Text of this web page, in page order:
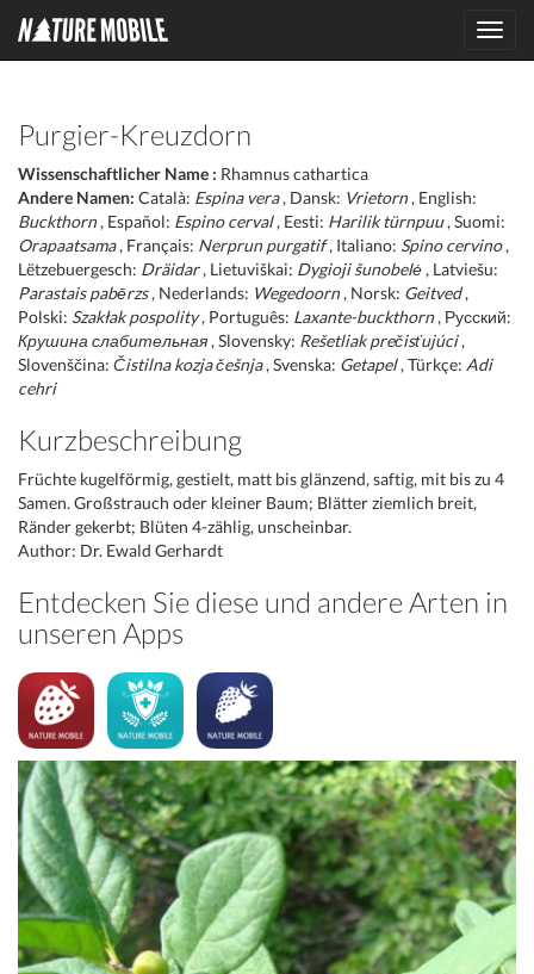
Purgier-Kreuzdorn
Wissenschaftlicher Name : Rhamnus cathartica
Andere Namen: Català: Espina vera, Dansk: Vrietorn, English:
Buckthorn, Español: Espino cerval, Eesti: Harilik türnpuu, Suomi:
Orapaatsama, Français: Nerprun purgatif, Italiano: Spino cervino,
Lëtzebuergesch: Dräidar, Lietuviškai: Dygioji šunobelė , Latviešu:
Parastais pabērzs, Nederlands: Wegedoorn, Norsk: Geitved,
Polski: Szakłak pospolity, Português: Laxante-buckthorn, Русский:
Крушина слабительная , Slovensky: Rešetliak prečisťujúci,
Slovenščina: Čistilna kozja češnja, Svenska: Getapel, Türkçe: Adi
cehri
Kurzbeschreibung
Früchte kugelförmig, gestielt, matt bis glänzend, saftig, mit bis zu 4
Samen. Großstrauch oder kleiner Baum; Blätter ziemlich breit,
Ränder gekerbt; Blüten 4-zählig, unscheinbar.
Author: Dr. Ewald Gerhardt
Entdecken Sie diese und andere Arten in
unseren Apps